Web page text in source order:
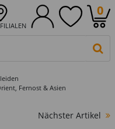
0
Fernost & Asien
Nächster Artikel